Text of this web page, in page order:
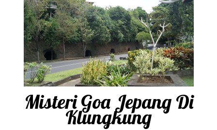
Misteri Goa Jepang Di
Klungkung